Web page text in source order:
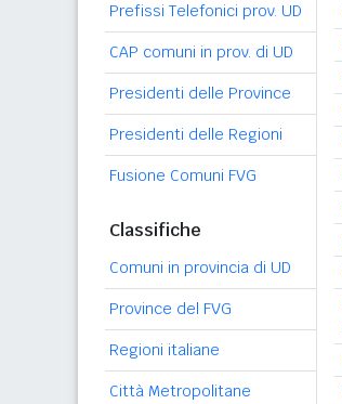
Prefissi Telefonici prov. UD
CAP comuni in prov. di UD
Presidenti delle Province
Presidenti delle Regioni
Fusione Comuni FVG
Classifiche
Comuni in provincia di UD
Province del FVG
Regioni italiane
Città Metropolitane